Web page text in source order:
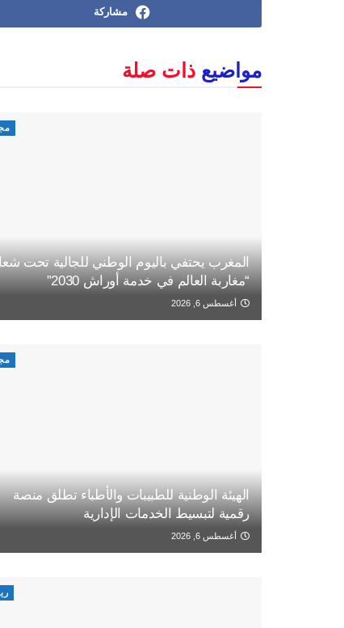
مشاركة
مواضيع ذات صلة
المغرب يحتفي باليوم الوطني للجالية تحت
“مغاربة العالم في خدمة أوراش 2030”
أغسطس 6, 2026
الهيئة الوطنية للطبيبات والأطباء تطلق منصة
رقمية لتبسيط الخدمات الإدارية
أغسطس 6, 2026